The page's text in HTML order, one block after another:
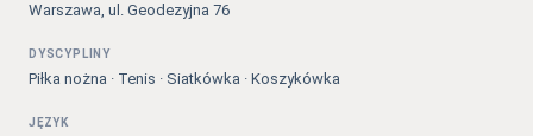
Warszawa, ul. Geodezyjna 76
DYSCYPLINY
Piłka nożna · Tenis · Siatkówka · Koszykówka
JĘZYK